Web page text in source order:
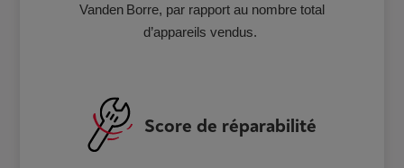
Vanden Borre, par rapport au nombre total
d’appareils vendus.
Score de réparabilité